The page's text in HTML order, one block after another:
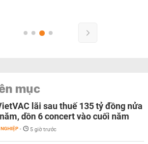
mục
lãi sau thuế 135 tỷ đồng nửa
dồn 6 concert vào cuối năm
- 5 giờ trước